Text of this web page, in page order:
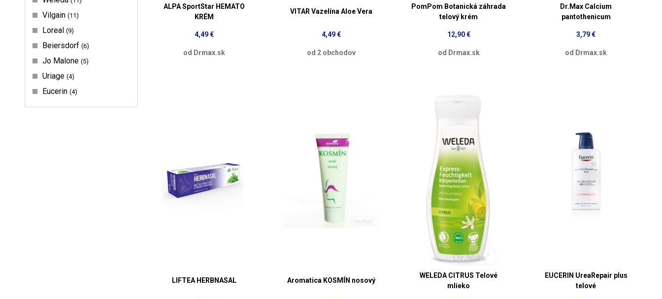
Vilgain 11
Loreal 9
Beiersdorf 6
Jo Malone 5
Uriage 4
Eucerin 4
ALPA SportStar HEMATO
KRÉM
4,49 €
od Drmax.sk
VITAR Vazelína Aloe Vera
4,49 €
od 2 obchodov
PomPom Botanická záhrada
telový krém
12,90 €
od Drmax.sk
Dr.Max Calcium
pantothenicum
3,79 €
od Drmax.sk
LIFTEA HERBNASAL Aromatica KOSMÍN nosový
WELEDA CITRUS Telové
mlieko
EUCERIN UreaRepair plus
telové